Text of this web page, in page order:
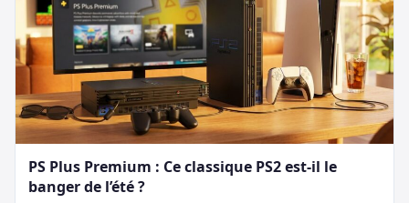
PS Plus Premium : Ce classique PS2 est-il le
banger de l’été ?